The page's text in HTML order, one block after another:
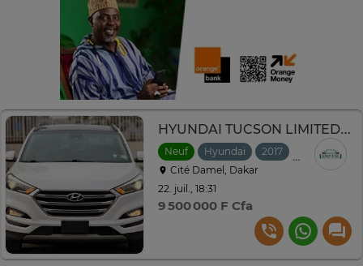
HYUNDAI TUCSON LIMITED 1.6L 2017
Neuf Hyundai 2017
Cité Damel, Dakar
22. juil., 18:31
9 500 000 F Cfa